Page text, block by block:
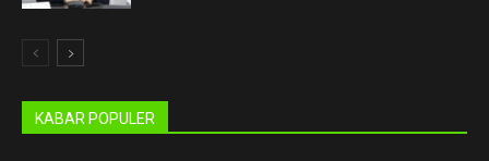
KABAR POPULER